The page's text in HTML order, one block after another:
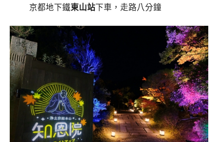
京都地下鐵東山站下車，走路八分鐘